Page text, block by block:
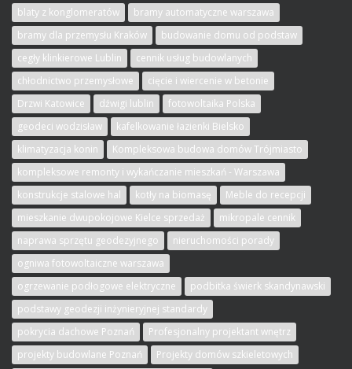
blaty z konglomeratów
bramy automatyczne warszawa
bramy dla przemysłu Kraków
budowanie domu od podstaw
cegły klinkierowe Lublin
cennik usług budowlanych
chłodnictwo przemysłowe
cięcie i wiercenie w betonie
Drzwi Katowice
dźwigi lublin
fotowoltaika Polska
geodeci wodzisław
kafelkowanie łazienki Bielsko
klimatyzacja konin
Kompleksowa budowa domów Trójmiasto
kompleksowe remonty i wykańczanie mieszkań - Warszawa
konstrukcje stalowe hal
kotły na biomasę
Meble do recepcji
mieszkanie dwupokojowe Kielce sprzedaż
mikropale cennik
naprawa sprzętu geodezyjnego
nieruchomości porady
ogniwa fotowoltaiczne warszawa
ogrzewanie podłogowe elektryczne
podbitka świerk skandynawski
podstawy geodezji inżynieryjnej standardy
pokrycia dachowe Poznań
Profesjonalny projektant wnętrz
projekty budowlane Poznań
Projekty domów szkieletowych